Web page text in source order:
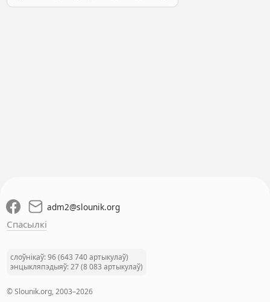
adm2@slounik.org
Спасылкі
слоўнікаў: 96 (643 740 артыкулаў)
энцыкляпэдыяў: 27 (8 083 артыкулаў)
© Slounik.org, 2003–2026